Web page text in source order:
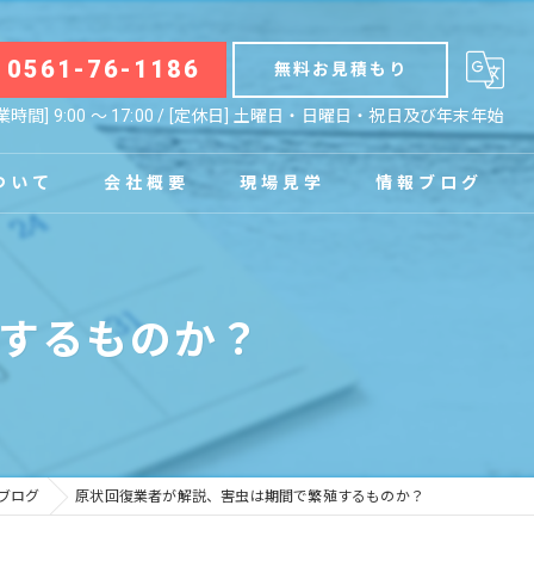
0561-76-1186 無料お見積もり
時間] 9:00 〜 17:00 / [定休日] 土曜日・日曜日・祝日及び年末年始
いて 会社概要 現場見学 情報ブログ
るものか？
ログ 原状回復業者が解説、害虫は期間で繁殖するものか？